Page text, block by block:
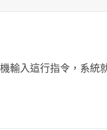
輸入這行指令，系統